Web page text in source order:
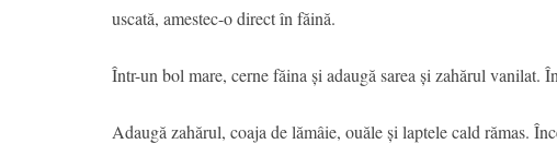
uscată, amestec-o direct în făină.
Într-un bol mare, cerne făina și adaugă sarea și zahărul
Adaugă zahărul, coaja de lămâie, ouăle și laptele cald rămas.